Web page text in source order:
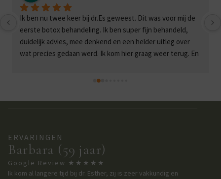
Ik ben nu twee keer bij dr.Es geweest. Dit was voor mij de
eerste botox behandeling. Ik ben super fijn behandeld,
duidelijk advies, mee denkend en een helder uitleg over
wat precies gedaan werd. Ik kom hier graag weer terug. En
ERVARINGEN
Barbara (59 jaar)
Google Review ★★★★★
Ik kom al langere tijd bij dr. Esther, zij is zeer vakkundig en